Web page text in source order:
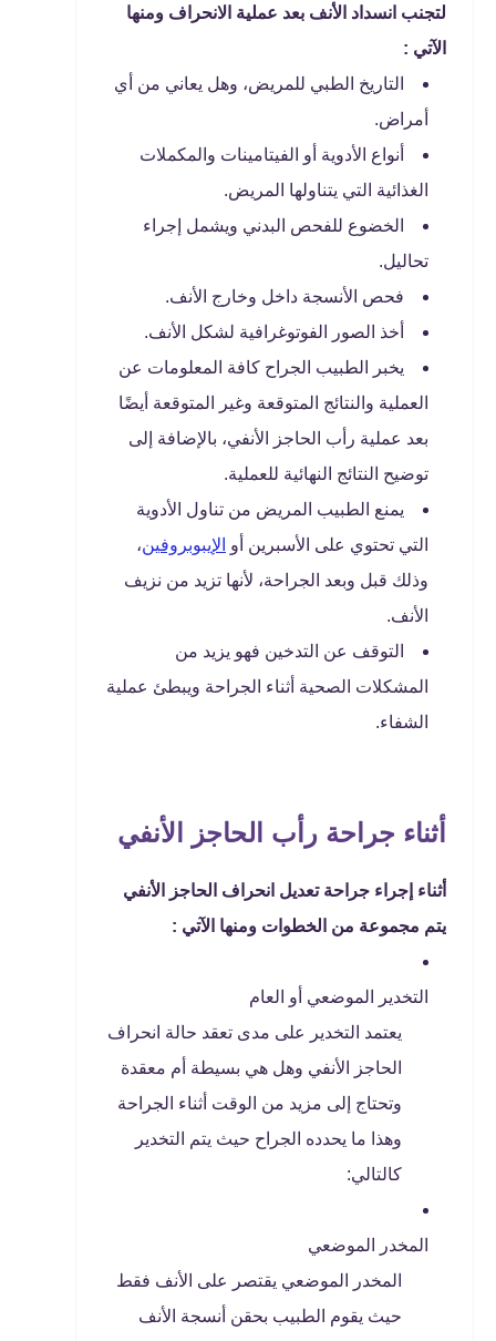
لتجنب انسداد الأنف بعد عملية الانحراف ومنها
الآتي :
التاريخ الطبي للمريض، وهل يعاني من أي
أمراض.
أنواع الأدوية أو الفيتامينات والمكملات
الغذائية التي يتناولها المريض.
الخضوع للفحص البدني ويشمل إجراء
تحاليل.
فحص الأنسجة داخل وخارج الأنف.
أخذ الصور الفوتوغرافية لشكل الأنف.
يخبر الطبيب الجراح كافة المعلومات عن
العملية والنتائج المتوقعة وغير المتوقعة أيضًا
بعد عملية رأب الحاجز الأنفي، بالإضافة إلى
توضيح النتائج النهائية للعملية.
يمنع الطبيب المريض من تناول الأدوية
التي تحتوي على الأسبرين أو الإيبوبروفين،
وذلك قبل وبعد الجراحة، لأنها تزيد من نزيف
الأنف.
التوقف عن التدخين فهو يزيد من
المشكلات الصحية أثناء الجراحة ويبطئ عملية
الشفاء.
أثناء جراحة رأب الحاجز الأنفي
أثناء إجراء جراحة تعديل انحراف الحاجز الأنفي
يتم مجموعة من الخطوات ومنها الآتي :
التخدير الموضعي أو العام
يعتمد التخدير على مدى تعقد حالة انحراف
الحاجز الأنفي وهل هي بسيطة أم معقدة
وتحتاج إلى مزيد من الوقت أثناء الجراحة
وهذا ما يحدده الجراح حيث يتم التخدير
كالتالي:
المخدر الموضعي
المخدر الموضعي يقتصر على الأنف فقط
حيث يقوم الطبيب بحقن أنسجة الأنف